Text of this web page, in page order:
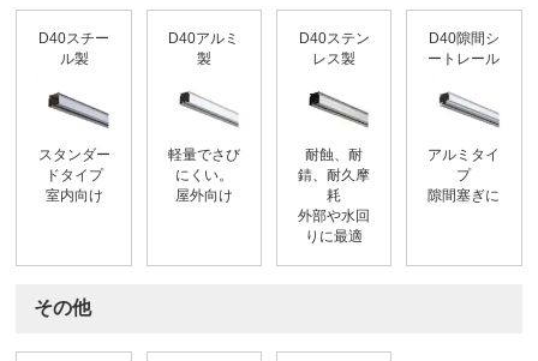
D40スチー
ル製
スタンダー
ドタイプ
室内向け
D40アルミ
製
軽量でさび
にくい。
屋外向け
D40ステン
レス製
耐蝕、耐
錆、耐久摩
耗
外部や水回
りに最適
D40隙間シ
ートレール
アルミタイ
プ
隙間塞ぎに
その他